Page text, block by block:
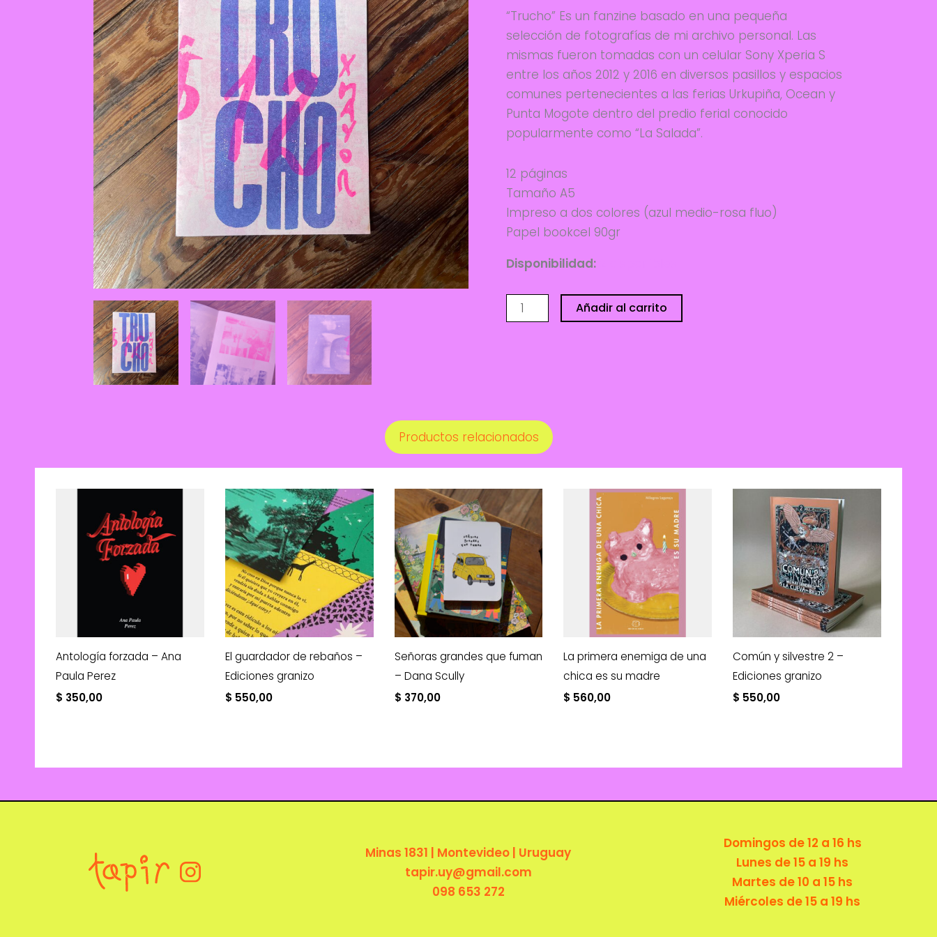
“Trucho” Es un fanzine basado en una pequeña
selección de fotografías de mi archivo personal. Las
mismas fueron tomadas con un celular Sony Xperia S
entre los años 2012 y 2016 en diversos pasillos y espacios
comunes pertenecientes a las ferias Urkupiña, Ocean y
Punta Mogote dentro del predio ferial conocido
popularmente como “La Salada”.
12 páginas
Tamaño A5
Impreso a dos colores (azul medio-rosa fluo)
Papel bookcel 90gr
Disponibilidad:
TRUCHO
-
Añadir al carrito
Productos relacionados
Antología forzada – Ana
Paula Perez
$ 350,00
El guardador de rebaños –
Ediciones granizo
$ 550,00
Señoras grandes que fuman
– Dana Scully
$ 370,00
La primera enemiga de una
chica es su madre
$ 560,00
Común y silvestre 2 –
Ediciones granizo
$ 550,00
Minas 1831 | Montevideo | Uruguay
tapir.uy@gmail.com
098 653 272
Domingos de 12 a 16 hs
Lunes de 15 a 19 hs
Martes de 10 a 15 hs
Miércoles de 15 a 19 hs